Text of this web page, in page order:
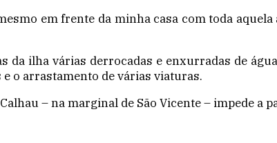
em frente da minha casa com toda
ilha várias derrocadas e enxurradas de
o arrastamento de várias viaturas.
– na marginal de São Vicente – impede a